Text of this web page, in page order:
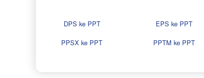
DPS ke PPT EPS ke PPT
PPSX ke PPT
PPTM ke PPT